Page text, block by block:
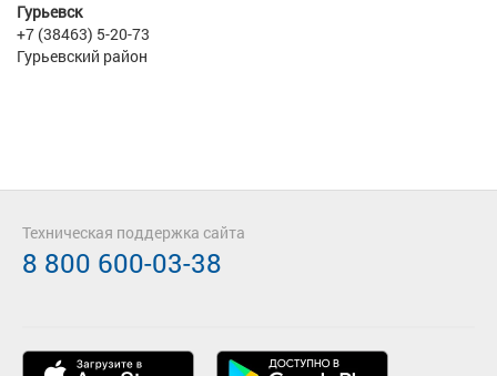
Гурьевск
+7 (38463) 5-20-73
Гурьевский район
Техническая поддержка сайта
8 800 600-03-38